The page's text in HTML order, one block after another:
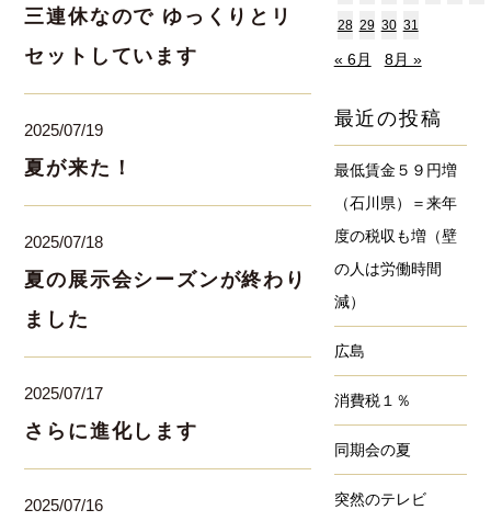
三連休なので ゆっくりとリ
セットしています
2025/07/19
夏が来た！
2025/07/18
夏の展示会シーズンが終わり
ました
2025/07/17
さらに進化します
2025/07/16
28 29 30 31
« 6月 8月 »
最近の投稿
最低賃金５９円増
（石川県）＝来年
度の税収も増（壁
の人は労働時間
減）
広島
消費税１％
同期会の夏
突然のテレビ